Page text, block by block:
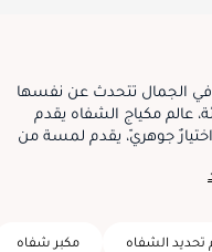
في الجمال تتحدث عن نفسها
عالم مكياج الشفاه يقدم
جوهريّ، يقدم لمسة من
الترطيب مهماً، يقدم مرهم
اللون تدوم لمدة أطول،
تحديد الشفاه مكبر شفاه